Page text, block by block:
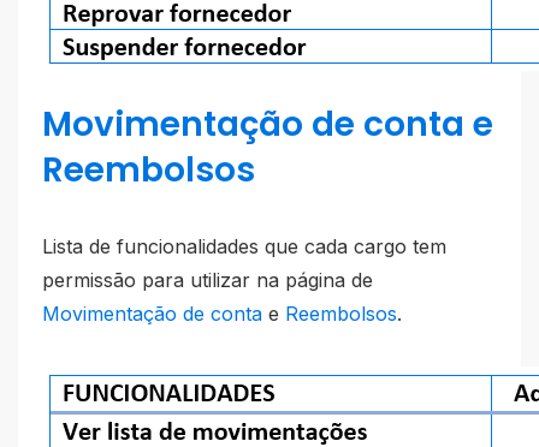
Movimentação de conta e
Reembolsos
Lista de funcionalidades que cada cargo tem
permissão para utilizar na página de
Movimentação de conta e Reembolsos.